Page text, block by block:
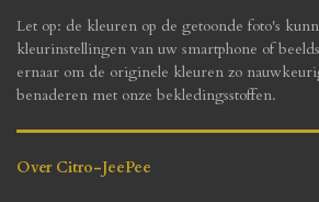
Let op: de kleuren op de getoonde foto's
kleurinstellingen van uw smartphone of
ernaar om de originele kleuren zo
benaderen met onze bekledingsstoffen.
Over Citro-JeePee